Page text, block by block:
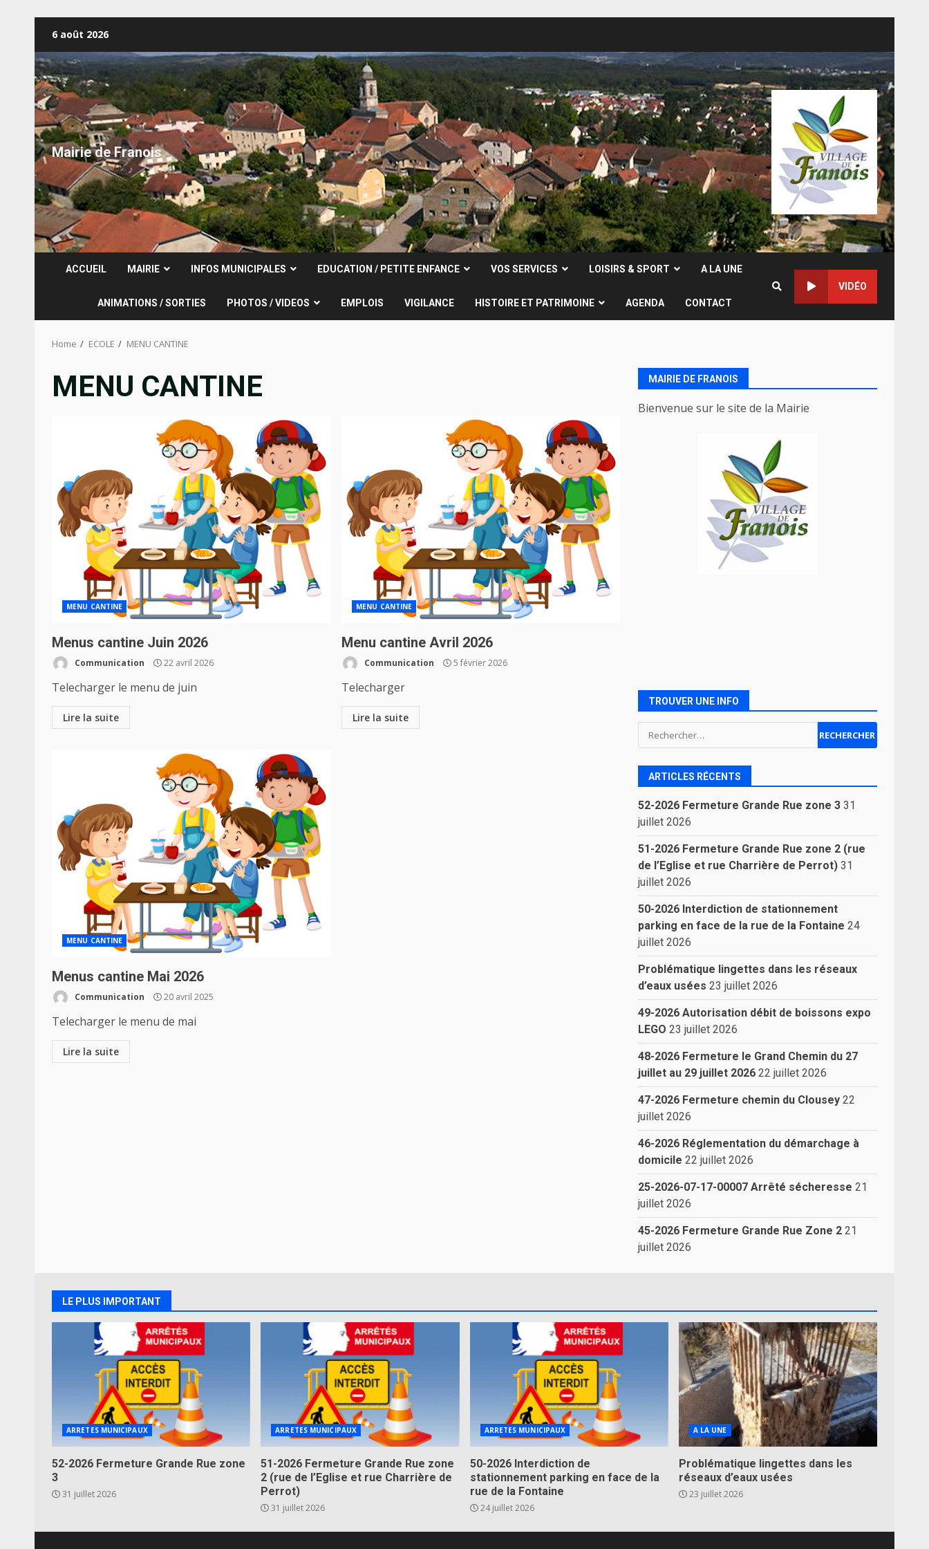
content
6 août 2026
Mairie de Franois
ACCUEIL MAIRIE INFOS MUNICIPALES EDUCATION / PETITE ENFANCE VOS SERVICES LOISIRS & SPORT A LA UNE
ANIMATIONS / SORTIES PHOTOS / VIDEOS EMPLOIS VIGILANCE HISTOIRE ET PATRIMOINE AGENDA CONTACT
VIDÉO
Home ECOLE MENU CANTINE
MENU CANTINE
MENU CANTINE
Menus cantine Juin 2026
Communication 22 avril 2026
Telecharger le menu de juin
Lire la suite
MENU CANTINE
Menu cantine Avril 2026
Communication 5 février 2026
Telecharger
Lire la suite
MENU CANTINE
Menus cantine Mai 2026
Communication 20 avril 2025
Telecharger le menu de mai
Lire la suite
MAIRIE DE FRANOIS
Bienvenue sur le site de la Mairie
TROUVER UNE INFO
Rechercher :
ARTICLES RÉCENTS
52-2026 Fermeture Grande Rue zone 3 31
juillet 2026
51-2026 Fermeture Grande Rue zone 2 (rue
de l’Eglise et rue Charrière de Perrot) 31
juillet 2026
50-2026 Interdiction de stationnement
parking en face de la rue de la Fontaine 24
juillet 2026
Problématique lingettes dans les réseaux
d’eaux usées 23 juillet 2026
49-2026 Autorisation débit de boissons expo
LEGO 23 juillet 2026
48-2026 Fermeture le Grand Chemin du 27
juillet au 29 juillet 2026 22 juillet 2026
47-2026 Fermeture chemin du Clousey 22
juillet 2026
46-2026 Réglementation du démarchage à
domicile 22 juillet 2026
25-2026-07-17-00007 Arrêté sécheresse 21
juillet 2026
45-2026 Fermeture Grande Rue Zone 2 21
juillet 2026
LE PLUS IMPORTANT
ARRETES MUNICIPAUX
52-2026 Fermeture Grande Rue zone
3
31 juillet 2026
ARRETES MUNICIPAUX
51-2026 Fermeture Grande Rue zone
2 (rue de l’Eglise et rue Charrière de
Perrot)
31 juillet 2026
ARRETES MUNICIPAUX
50-2026 Interdiction de
stationnement parking en face de la
rue de la Fontaine
24 juillet 2026
A LA UNE
Problématique lingettes dans les
réseaux d’eaux usées
23 juillet 2026